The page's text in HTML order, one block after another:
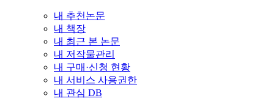
내 추천논문
내 책장
내 최근 본 논문
내 저작물관리
내 구매·신청 현황
내 서비스 사용권한
내 관심 DB